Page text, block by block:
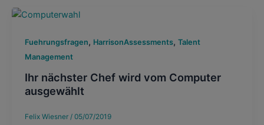
Fuehrungsfragen , HarrisonAssessments, Talent
Management
Ihr nächster Chef wird vom Computer
ausgewählt
Felix Wiesner / 05/07/2019